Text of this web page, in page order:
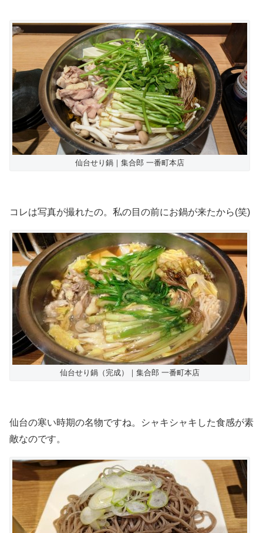
仙台せり鍋｜集合郎 一番町本店
コレは写真が撮れたの。私の目の前にお鍋が来たから(笑)
仙台せり鍋（完成）｜集合郎 一番町本店
仙台の寒い時期の名物ですね。シャキシャキした食感が素
敵なのです。